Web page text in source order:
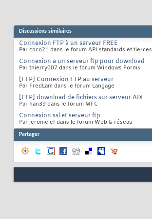
Discussions similaires
Connexion FTP à un serveur FREE
Par coco21 dans le forum API standards et tierces
Connexion a un serveur ftp pour download
Par thierry007 dans le forum Windows Forms
[FTP] Connexion FTP au serveur
Par FredLam dans le forum Langage
[FTP] download de fichiers sur serveur AIX
Par han39 dans le forum MFC
Connexion ssl et serveur ftp
Par jeromelef dans le forum Web & réseau
Partager